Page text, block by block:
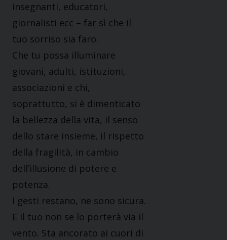
insegnanti, educatori,
giornalisti ecc – far sì che il
tuo sorriso sia faro.
Che tu possa illuminare
giovani, adulti, istituzioni,
associazioni e chi,
soprattutto, si è dimenticato
la bellezza della vita, il senso
dello stare insieme, il rispetto
della fragilità, in cambio
dell’illusione di potere e
potenza.
I gesti restano, ne sono sicura.
E il tuo non se lo porterà via il
vento. Sta ancorato ai cuori di